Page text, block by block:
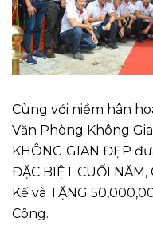
Cùng với niềm hân
Văn Phòng Không
KHÔNG GIAN ĐẸP
ĐẶC BIỆT CUỐI
Kế và TẶNG
Công.